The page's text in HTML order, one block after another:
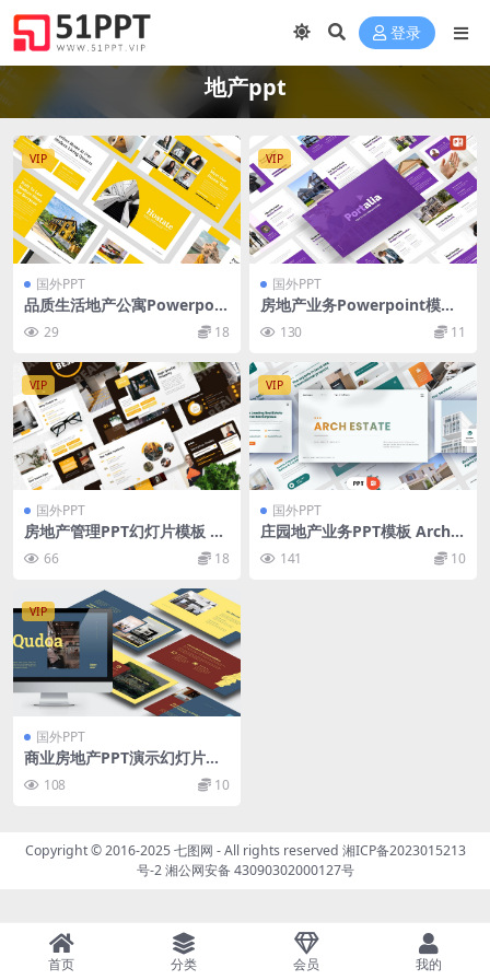
登录
地产ppt
VIP
国外PPT
品质生活地产公寓Powerpoin
t模板下载 Hostate – Single
Property PowerPoint Temp
late
29 18
VIP
国外PPT
房地产业务Powerpoint模板
下载 Portalia – Real Estate
PowerPoint Template
130 11
VIP
国外PPT
房地产管理PPT幻灯片模板 Be
ssa – Real Estate Powerpoi
nt Template
66 18
VIP
国外PPT
庄园地产业务PPT模板 Arch E
state – Powerpoint Templa
te 141 10
VIP
国外PPT
商业房地产PPT演示幻灯片模
板 Qudoa : Real Estate Busi
ness Powerpoint
108 10
Copyright © 2016-2025七图网 - All rights reserved 湘ICP备2023015213
号-2湘公网安备 43090302000127号
首页 分类 会员 我的